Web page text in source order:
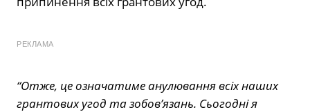
РЕКЛАМА
“Отже, це означатиме анулювання всіх наших
грантових угод та зобов’язань. Сьогодні я